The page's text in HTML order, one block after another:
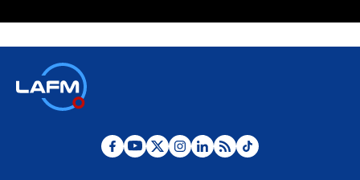
Posesión de Abelardo De La Espriella